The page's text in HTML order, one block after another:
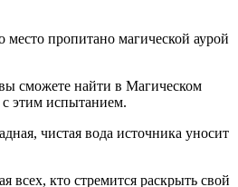
пропитано магической аурой
сможете найти в Магическом
с этим испытанием.
чистая вода источника уносит
кто стремится раскрыть свой